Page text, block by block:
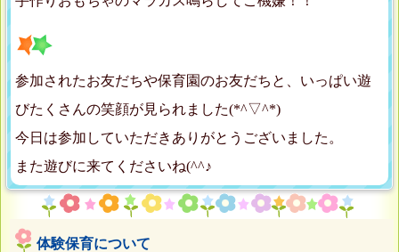
参加されたお友だちや保育園のお友だちと、いっぱい遊
びたくさんの笑顔が見られました(*^▽^*)
今日は参加していただきありがとうございました。
また遊びに来てくださいね(^^♪
体験保育について